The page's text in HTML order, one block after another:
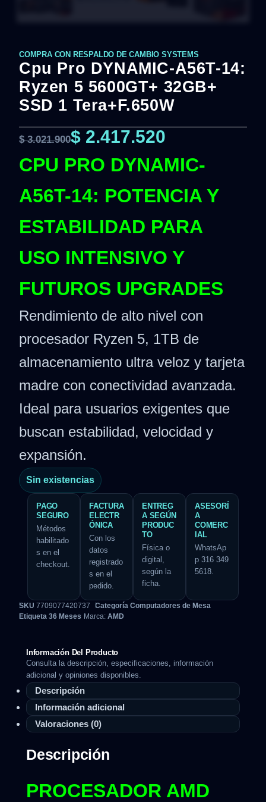
COMPRA CON RESPALDO DE CAMBIO SYSTEMS
Cpu Pro DYNAMIC-A56T-14:
Ryzen 5 5600GT+ 32GB+
SSD 1 Tera+F.650W
$3.021.900$ 2.417.520
CPU PRO DYNAMIC-
A56T-14: POTENCIA Y
ESTABILIDAD PARA
USO INTENSIVO Y
FUTUROS UPGRADES
Rendimiento de alto nivel con
procesador Ryzen 5, 1TB de
almacenamiento ultra veloz y tarjeta
madre con conectividad avanzada.
Ideal para usuarios exigentes que
buscan estabilidad, velocidad y
expansión.
Sin existencias
PAGO
SEGURO
Métodos
habilitado
s en el
checkout.
FACTURA
ELECTR
ÓNICA
Con los
datos
registrado
s en el
pedido.
ENTREG
A SEGÚN
PRODUC
TO
Física o
digital,
según la
ficha.
ASESORÍ
A
COMERC
IAL
WhatsAp
p 316 349
5618.
SKU 7709077420737 Categoría Computadores de Mesa
Etiqueta 36 Meses Marca: AMD
Información Del Producto
Consulta la descripción, especificaciones, información
adicional y opiniones disponibles.
Descripción
Información adicional
Valoraciones (0)
Descripción
PROCESADOR AMD